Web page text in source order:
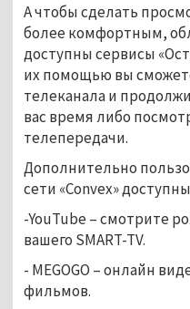
А чтобы сделать
более комфортным,
доступны сервисы
их помощью вы
телеканала и
вас время либо
телепередачи.
Дополнительно
сети «Convex»
-YouTube – смотрите
вашего SMART-TV.
- MEGOGO – онлайн
фильмов.